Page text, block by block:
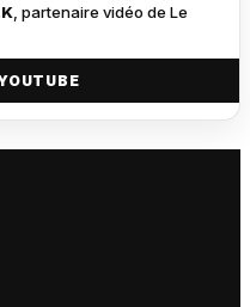
, partenaire vidéo de Le